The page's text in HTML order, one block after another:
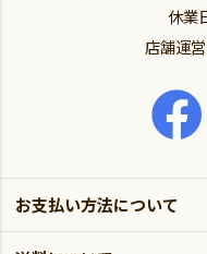
休業
店舗運
お支払い方法について